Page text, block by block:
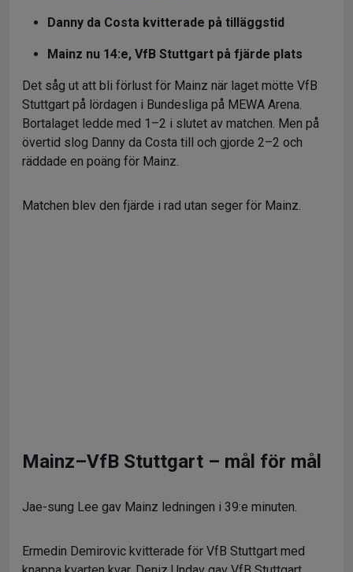
Danny da Costa kvitterade på tilläggstid
Mainz nu 14:e, VfB Stuttgart på fjärde plats
Det såg ut att bli förlust för Mainz när laget mötte VfB
Stuttgart på lördagen i Bundesliga på MEWA Arena.
Bortalaget ledde med 1–2 i slutet av matchen. Men på
övertid slog Danny da Costa till och gjorde 2–2 och
räddade en poäng för Mainz.
Matchen blev den fjärde i rad utan seger för Mainz.
Mainz–VfB Stuttgart – mål för mål
Jae-sung Lee gav Mainz ledningen i 39:e minuten.
Ermedin Demirovic kvitterade för VfB Stuttgart med